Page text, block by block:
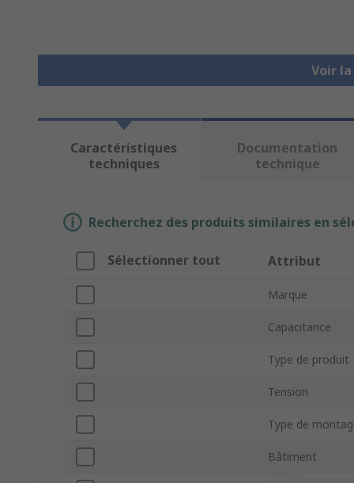
Voir
Caractéristiques
techniques
Documentation
technique
Recherchez des produits similaires en
Sélectionner tout Attribut
Marque
Capacitance
Type de produit
Tension
Type de
Bâtiment